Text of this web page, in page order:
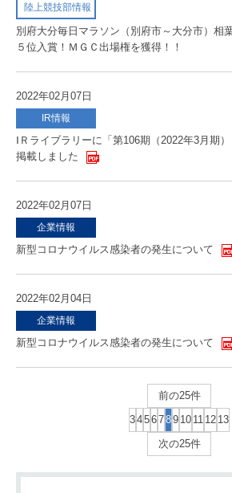
陸上競技部情報
別府大分毎日マラソン（別府市～大分市）相
５位入賞！ＭＧＣ出場権を獲得！！
2022年02月07日
IR情報
ⅠＲライブラリーに「第106期（2022年3月期
掲載しました
2022年02月07日
企業情報
新型コロナウイルス感染者の発生について
2022年02月04日
企業情報
新型コロナウイルス感染者の発生について
前の25件
3456789 10 11 12 13
次の25件